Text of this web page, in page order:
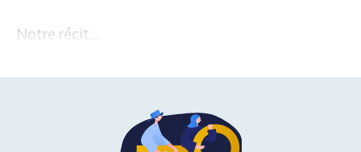
Notre récit...